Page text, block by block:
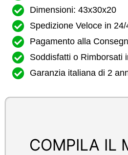
Dimensioni: 43x30x20
Spedizione Veloce in 24/
Pagamento alla
Soddisfatti o Rimborsati
Garanzia italiana di 2
COMPILA IL